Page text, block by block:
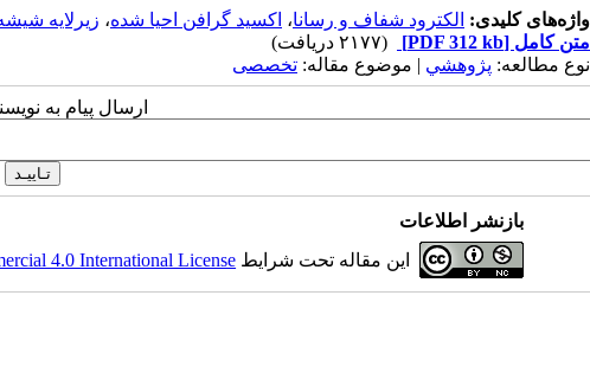
واژه‌های کلیدی: الکترود شفاف و رسانا، اکسید گرافن احیا شده، زیرلایه
متن کامل [PDF 312 kb]
(۲۱۷۷ دریافت)
نوع مطالعه: پژوهشي | موضوع مقاله: تخصصی
ارسال پیام به
بازنشر اطلاعات
این مقاله تحت شرایط 4.0 International License